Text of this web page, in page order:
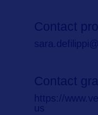
Contact pro
Contact
https://
us